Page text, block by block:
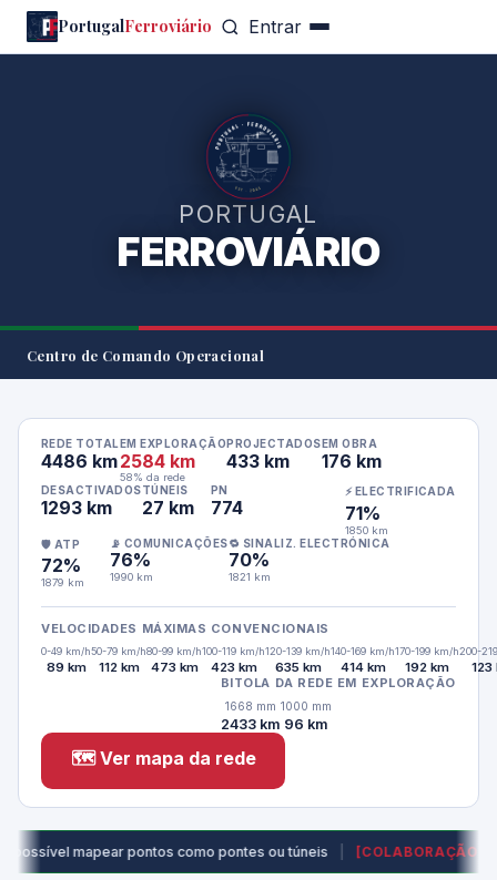
PortugalFerroviário Entrar
PORTUGAL
FERROVIÁRIO
Centro de Comando Operacional
REDE TOTAL
4486 km
EM EXPLORAÇÃO
2584 km
58% da rede
PROJECTADOS
433 km
EM OBRA
176 km
DESACTIVADOS
1293 km
TÚNEIS
27 km
PN
774
⚡ ELECTRIFICADA
71%
1850 km
🛡 ATP
72%
1879 km
📡 COMUNICAÇÕES
76%
1990 km
🔁 SINALIZ. ELECTRÓNICA
70%
1821 km
VELOCIDADES MÁXIMAS CONVENCIONAIS
0-49 km/h
89 km
50-79 km/h
112 km
80-99 km/h
473 km
100-119 km/h
423 km
120-139 km/h
635 km
140-169 km/h
414 km
170-199 km/h
192 km
200-
123
BITOLA DA REDE EM EXPLORAÇÃO
1668 mm
2433 km
1000 mm
96 km
🗺 Ver mapa da rede
mapear pontos como pontes ou túneis | [COLABORAÇÃO]Já